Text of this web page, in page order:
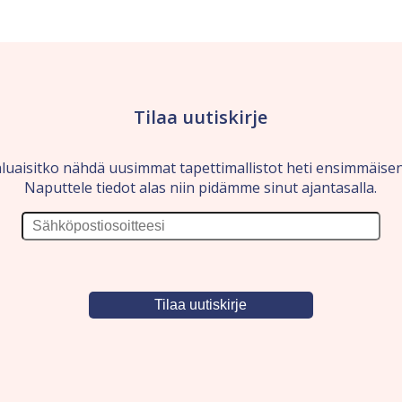
Tilaa uutiskirje
nähdä uusimmat tapettimallistot heti
Naputtele tiedot alas niin pidämme sinut ajantasalla.